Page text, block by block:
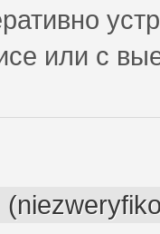
или с